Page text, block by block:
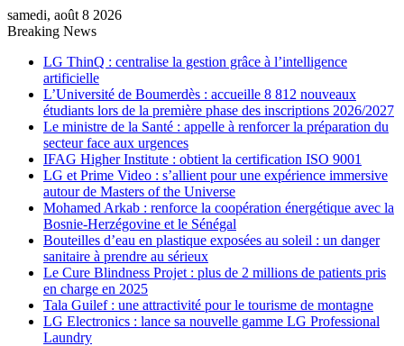
samedi, août 8 2026
Breaking News
LG ThinQ : centralise la gestion grâce à l’intelligence
artificielle
L’Université de Boumerdès : accueille 8 812 nouveaux
étudiants lors de la première phase des inscriptions 2026/2027
Le ministre de la Santé : appelle à renforcer la préparation du
secteur face aux urgences
IFAG Higher Institute : obtient la certification ISO 9001
LG et Prime Video : s’allient pour une expérience immersive
autour de Masters of the Universe
Mohamed Arkab : renforce la coopération énergétique avec la
Bosnie-Herzégovine et le Sénégal
Bouteilles d’eau en plastique exposées au soleil : un danger
sanitaire à prendre au sérieux
Le Cure Blindness Projet : plus de 2 millions de patients pris
en charge en 2025
Tala Guilef : une attractivité pour le tourisme de montagne
LG Electronics : lance sa nouvelle gamme LG Professional
Laundry